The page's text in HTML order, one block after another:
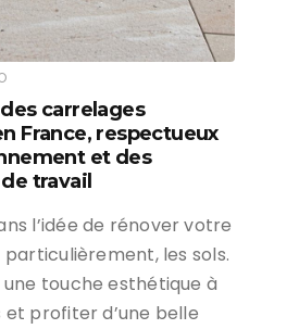
carrelages
France, respectueux
et des
travail
l’idée de rénover votre
les sols.
touche esthétique à
et profiter d’une belle